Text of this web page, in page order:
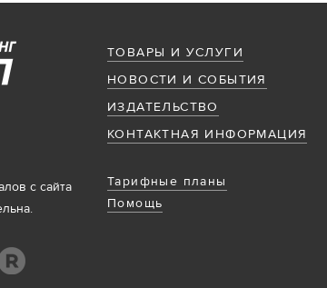
ТОВАРЫ И УСЛУГИ
НОВОСТИ И СОБЫТИЯ
ИЗДАТЕЛЬСТВО
КОНТАКТНАЯ ИНФОРМАЦИЯ
Тарифные планы
Помощь
с сайта